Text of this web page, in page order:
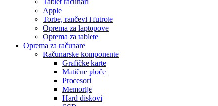
Apple
Torbe, rančevi i futrole
Oprema za laptopove
Oprema za tablete
Oprema za računare
Računarske komponente
Grafičke karte
Matične ploče
Procesori
Memorije
Hard diskovi